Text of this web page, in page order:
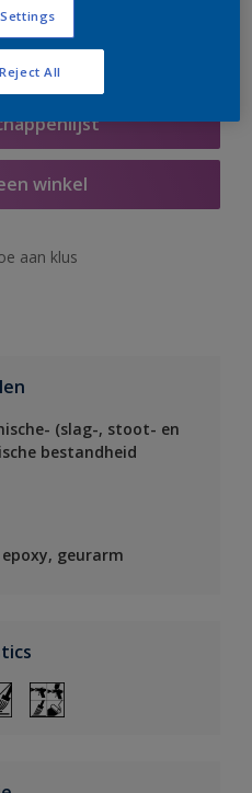
winkel
aan klus
(slag-, stoot- en
bestandheid
geurarm
Reject All